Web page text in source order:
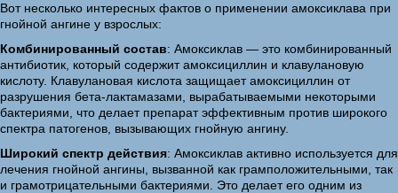
Вот несколько интересных фактов о применении амоксиклава при
гнойной ангине у взрослых:
Комбинированный состав: Амоксиклав — это комбинированный
антибиотик, который содержит амоксициллин и клавулановую
кислоту. Клавулановая кислота защищает амоксициллин от
разрушения бета-лактамазами, вырабатываемыми некоторыми
бактериями, что делает препарат эффективным против широкого
спектра патогенов, вызывающих гнойную ангину.
Широкий спектр действия: Амоксиклав активно используется для
лечения гнойной ангины, вызванной как грамположительными, так
и грамотрицательными бактериями. Это делает его одним из